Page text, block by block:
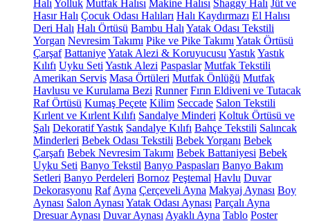
Halı Yolluk Mutfak Halısı Makine Halısı Shaggy Halı Jüt ve
Hasır Halı Çocuk Odası Halıları Halı Kaydırmazı El Halısı
Deri Halı Halı Örtüsü Bambu Halı Yatak Odası Tekstili
Yorgan Nevresim Takımı Pike ve Pike Takımı Yatak Örtüsü
Çarşaf BattaniyeYatak Alezi & Koruyucusu YastıkYastık
Kılıfı Uyku Seti Yastık Alezi Paspaslar Mutfak Tekstili
Amerikan Servis Masa Örtüleri Mutfak Önlüğü Mutfak
Havlusu ve Kurulama Bezi Runner Fırın Eldiveni ve Tutacak
Raf Örtüsü Kumaş Peçete Kilim Seccade Salon Tekstili
Kırlent ve Kırlent Kılıfı Sandalye Minderi Koltuk Örtüsü ve
Şalı Dekoratif Yastık Sandalye Kılıfı Bahçe Tekstili Salıncak
Minderleri Bebek Odası Tekstili Bebek Yorganı Bebek
Çarşafı Bebek Nevresim Takımı Bebek Battaniyesi Bebek
Uyku Seti Banyo Tekstil Banyo Paspasları Banyo Bakım
Setleri Banyo Perdeleri Bornoz Peştemal Havlu Duvar
Dekorasyonu Raf Ayna Çerçeveli Ayna Makyaj Aynası Boy
Aynası Salon Aynası Yatak Odası Aynası Parçalı Ayna
Dresuar Aynası Duvar Aynası Ayaklı Ayna Tablo Poster